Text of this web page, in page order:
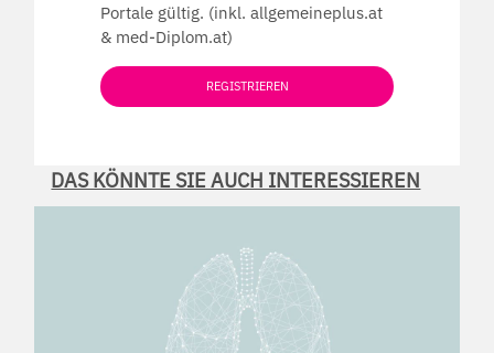
Portale gültig. (inkl. allgemeineplus.at
& med-Diplom.at)
REGISTRIEREN
DAS KÖNNTE SIE AUCH INTERESSIEREN